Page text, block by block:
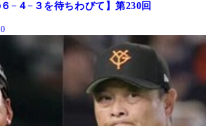
−４−３を待ちわびて】第230回